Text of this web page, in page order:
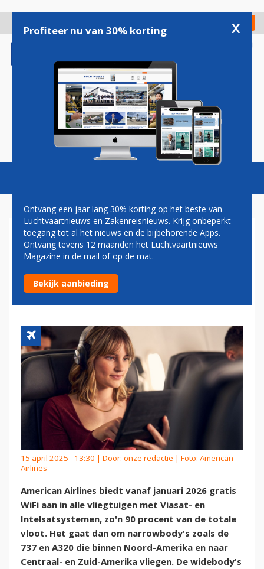
gaan
Check in
Magazine Podcasts Vacatures
AMERICAN AIRLINES BIEDT
VANAF 2026 IN 90 PROCENT
VAN DE VLOOT GRATIS WIFI
AAN
15 april 2025 - 13:30 | Door: onze redactie | Foto: American
Airlines
American Airlines biedt vanaf januari 2026 gratis
WiFi aan in alle vliegtuigen met Viasat- en
Intelsatsystemen, zo'n 90 procent van de totale
vloot. Het gaat dan om narrowbody's zoals de
737 en A320 die binnen Noord-Amerika en naar
Centraal- en Zuid-Amerika vliegen. De widebody's
Profiteer nu van 30% korting x
Ontvang een jaar lang 30% korting op het beste van
Luchtvaartnieuws en Zakenreisnieuws. Krijg onbeperkt
toegang tot al het nieuws en de bijbehorende Apps.
Ontvang tevens 12 maanden het Luchtvaartnieuws
Magazine in de mail of op de mat.
Bekijk aanbieding